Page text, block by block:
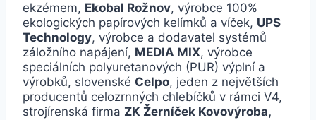
ekzémem, Ekobal Rožnov, výrobce 100%
ekologických papírových kelímků a víček, UPS
Technology, výrobce a dodavatel systémů
záložního napájení, MEDIA MIX, výrobce
speciálních polyuretanových (PUR) výplní a
výrobků, slovenské Celpo, jeden z největších
producentů celozrnných chlebíčků v rámci V4,
strojírenská firma ZK Žerníček Kovovýroba,